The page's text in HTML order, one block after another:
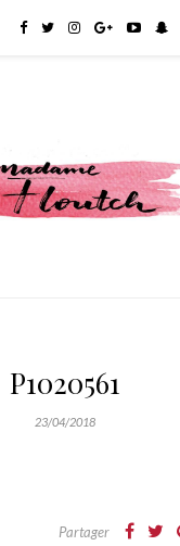
P1020561
23/04/2018
Partager